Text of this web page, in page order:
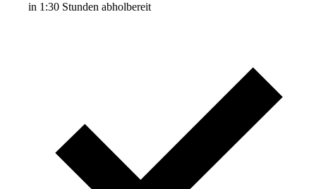
in 1:30 Stunden abholbereit